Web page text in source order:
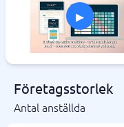
▸
Företagsstorlek
Antal anställda